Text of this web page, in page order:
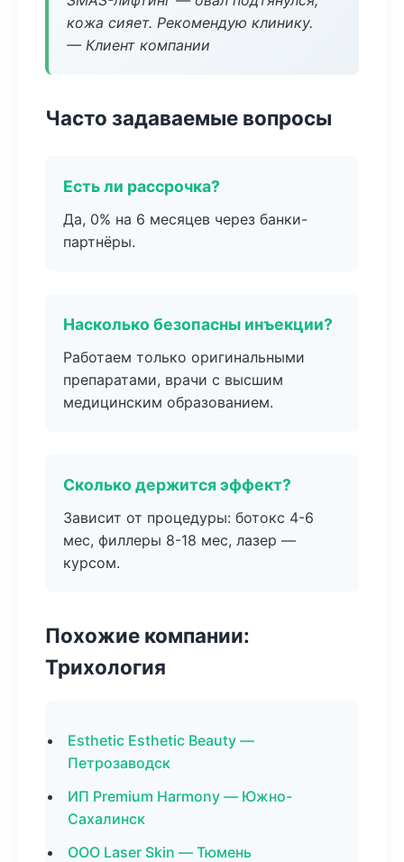
кожа сияет. Рекомендую клинику.
— Клиент компании
Часто задаваемые вопросы
Есть ли рассрочка?
Да, 0% на 6 месяцев через банки-
партнёры.
Насколько безопасны инъекции?
Работаем только оригинальными
препаратами, врачи с высшим
медицинским образованием.
Сколько держится эффект?
Зависит от процедуры: ботокс 4-6
мес, филлеры 8-18 мес, лазер —
курсом.
Похожие компании:
Трихология
Esthetic Esthetic Beauty —
Петрозаводск
ИП Premium Harmony — Южно-
Сахалинск
ООО Laser Skin — Тюмень